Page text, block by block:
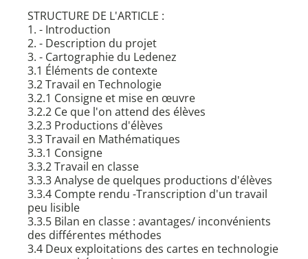
STRUCTURE DE L'ARTICLE :
1. - Introduction
2. - Description du projet
3. - Cartographie du Ledenez
3.1 Éléments de contexte
3.2 Travail en Technologie
3.2.1 Consigne et mise en œuvre
3.2.2 Ce que l'on attend des élèves
3.2.3 Productions d'élèves
3.3 Travail en Mathématiques
3.3.1 Consigne
3.3.2 Travail en classe
3.3.3 Analyse de quelques productions d'élèves
3.3.4 Compte rendu -Transcription d'un travail
peu lisible
3.3.5 Bilan en classe : avantages/ inconvénients
des différentes méthodes
3.4 Deux exploitations des cartes en technologie